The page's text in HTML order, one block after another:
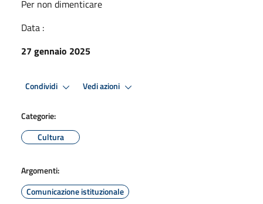
Per non dimenticare
Data :
27 gennaio 2025
Condividi Vedi azioni
Categorie:
Cultura
Argomenti:
Comunicazione istituzionale